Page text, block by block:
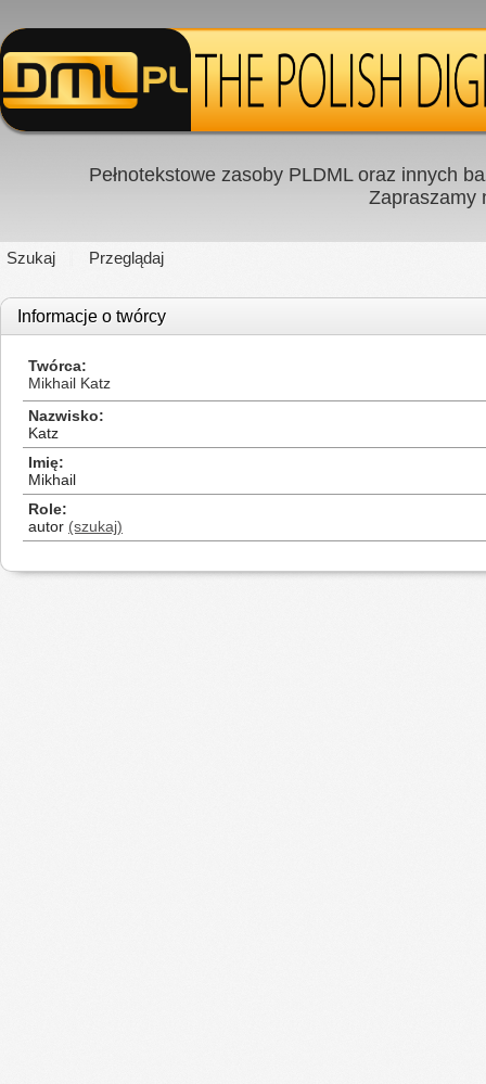
Pełnotekstowe zasoby PLDML oraz innych
Zapraszamy
Szukaj Przeglądaj
Informacje o twórcy
Twórca
Mikhail Katz
Nazwisko
Katz
Imię
Mikhail
Role
autor (szukaj)